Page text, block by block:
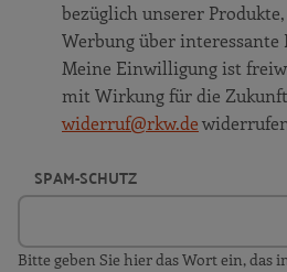
bezüglich unserer
Werbung über interessante
Meine Einwilligung ist
mit Wirkung für die
widerruf@rkw.de
SPAM-SCHUTZ
Bitte geben Sie hier das Wort ein, das